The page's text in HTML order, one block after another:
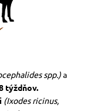
spp.)a
týždňov.
(Ixodes ricinus,